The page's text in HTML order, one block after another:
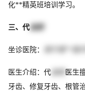
化**精英班培训学习。
三、代金舫
坐诊医院：
医生介绍：代
医生
牙齿、修复牙齿、根管